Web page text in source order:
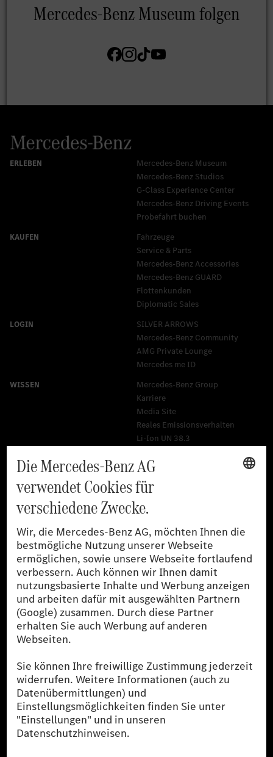
Mercedes-Benz Museum
Mercedes-Benz Studios
G-Class Experience Center
Mercedes-Benz Driving Events
Probefahrt buchen
Fahrzeuge
Service & Parts
Mercedes-Benz Accessories
Mercedes‑Benz GUARD
Flottenkunden
Diplomatic Sales
SILVER ARROWS
Mercedes-Benz Community
AMG Private Lounge
Mercedes me ID
Mercedes-Benz Group
Karriere
Media Site
Reales Emissionsverhalten
Li-Ion UN 38.3
[1]
Die angegebenen Werte wurden nach dem vorgeschriebenen
Messverfahren WLTP (Worldwide harmonised Light-duty
vehicles Test Procedures) ermittelt. Der Kraftstoffverbrauch und
der CO₂-Ausstoß eines Pkw sind nicht nur von der effizienten
Ausnutzung des Kraftstoffs durch den Pkw, sondern auch vom
Fahrstil und anderen nichttechnischen Faktoren abhängig.